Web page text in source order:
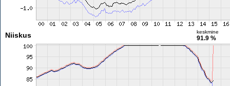
Niiskus keskmine
91.9 %